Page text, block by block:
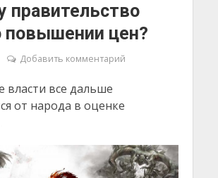
правительство
повышении цен?
Добавить комментарий
власти все дальше
от народа в оценке